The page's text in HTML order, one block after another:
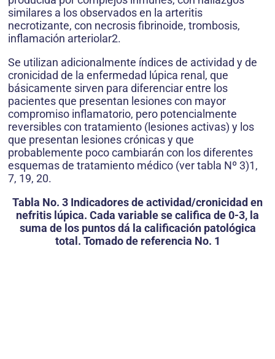
similares a los observados en la arteritis
necrotizante, con necrosis fibrinoide, trombosis,
inflamación arteriolar2.
Se utilizan adicionalmente índices de actividad y de
cronicidad de la enfermedad lúpica renal, que
básicamente sirven para diferenciar entre los
pacientes que presentan lesiones con mayor
compromiso inflamatorio, pero potencialmente
reversibles con tratamiento (lesiones activas) y los
que presentan lesiones crónicas y que
probablemente poco cambiarán con los diferentes
esquemas de tratamiento médico (ver tabla Nº 3)1,
7, 19, 20.
Tabla No. 3 Indicadores de actividad/cronicidad en
nefritis lúpica. Cada variable se califica de 0-3, la
suma de los puntos dá la calificación patológica
total. Tomado de referencia No. 1